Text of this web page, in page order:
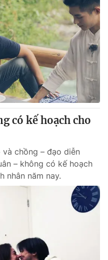
có kế hoạch cho
chồng – đạo diễn
– không có kế hoạch
nhân năm nay.